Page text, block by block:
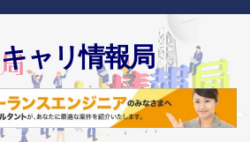
ャリ情報局